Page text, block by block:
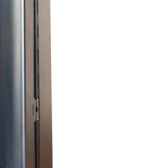
с разомкнутым контуром)